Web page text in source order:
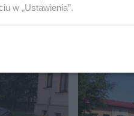
w „Ustawienia”.